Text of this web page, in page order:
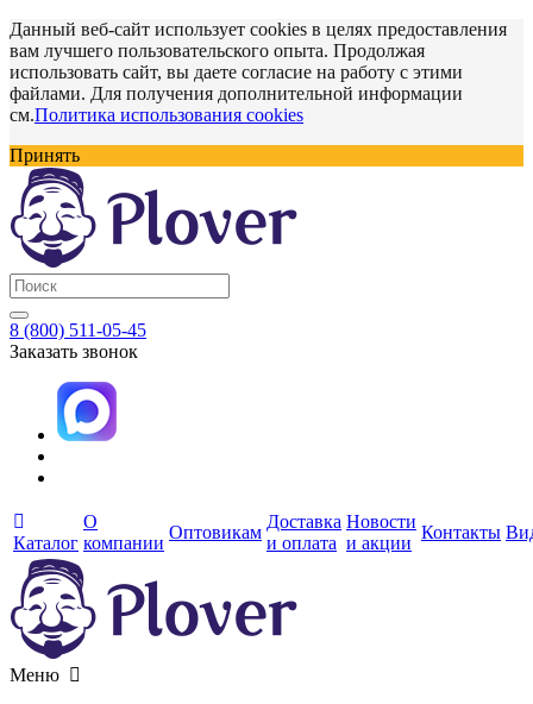
Данный веб-сайт использует cookies в целях предоставления
вам лучшего пользовательского опыта. Продолжая
использовать сайт, вы даете согласие на работу с этими
файлами. Для получения дополнительной информации
см.Политика использования cookies
Принять
8 (800) 511-05-45
Заказать звонок
Каталог
О
компании
Оптовикам
Доставка
и оплата
Новости
и акции
Контакты
Меню